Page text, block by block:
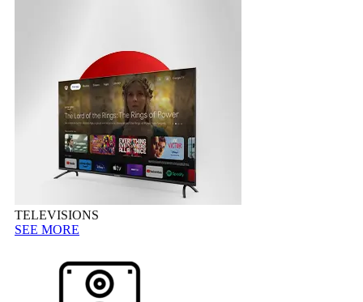
TELEVISIONS
SEE MORE